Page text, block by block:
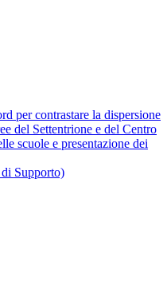
per contrastare la dispersione
del Settentrione e del Centro
scuole e presentazione dei
Supporto)